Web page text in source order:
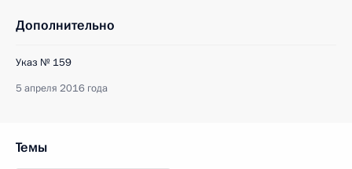
Дополнительно
Указ № 159
5 апреля 2016 года
Темы